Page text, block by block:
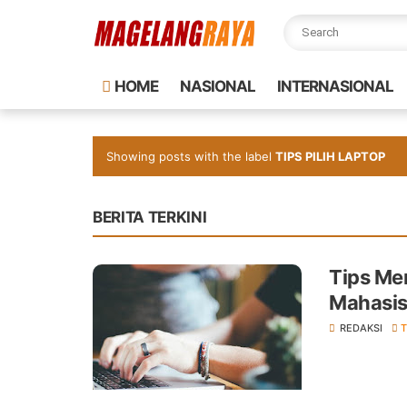
HOME NASIONAL INTERNASIONAL
Showing posts with the label TIPS PILIH LAPTOP
BERITA TERKINI
Tips
REDAKSI